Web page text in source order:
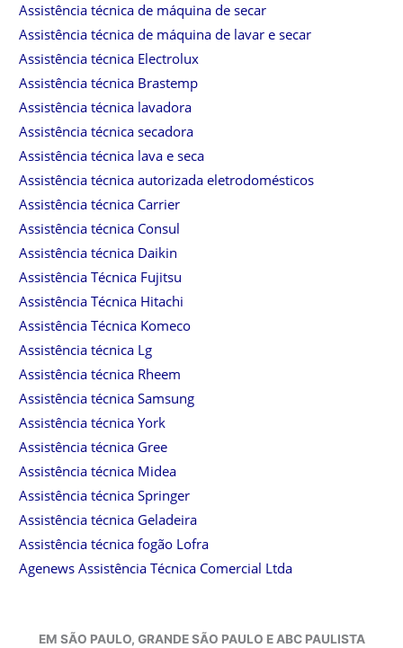
Assistência técnica de máquina de secar
Assistência técnica de máquina de lavar e secar
Assistência técnica Electrolux
Assistência técnica Brastemp
Assistência técnica lavadora
Assistência técnica secadora
Assistência técnica lava e seca
Assistência técnica autorizada eletrodomésticos
Assistência técnica Carrier
Assistência técnica Consul
Assistência técnica Daikin
Assistência Técnica Fujitsu
Assistência Técnica Hitachi
Assistência Técnica Komeco
Assistência técnica Lg
Assistência técnica Rheem
Assistência técnica Samsung
Assistência técnica York
Assistência técnica Gree
Assistência técnica Midea
Assistência técnica Springer
Assistência técnica Geladeira
Assistência técnica fogão Lofra
Agenews Assistência Técnica Comercial Ltda
EM SÃO PAULO, GRANDE SÃO PAULO E ABC PAULISTA